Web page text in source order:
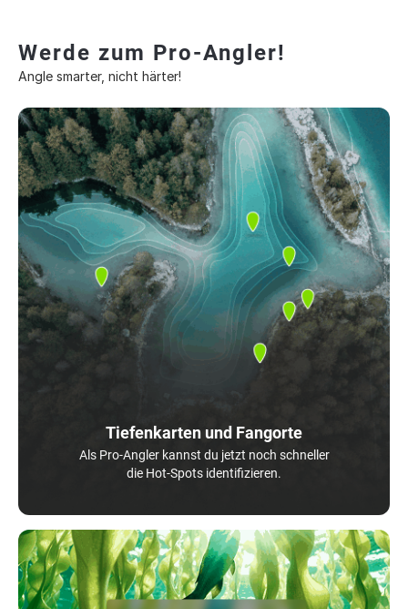
Werde zum Pro-Angler!
Angle smarter, nicht härter!
Tiefenkarten und Fangorte
Als Pro-Angler kannst du jetzt noch schneller
die Hot-Spots identifizieren.